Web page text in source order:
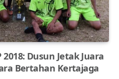
2018: Dusun Jetak Juara
Bertahan Kertajaga